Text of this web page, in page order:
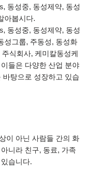
동성중, 동성제약, 동성
아봅시다.
동성중, 동성제약, 동성
성그룹, 주동성, 동성화
식회사, 케미칼동성케
들은 다양한 산업 분야
탕으로 성장하고 있습
이 아닌 사람들 간의 화
니라 친구, 동료, 가족
습니다.